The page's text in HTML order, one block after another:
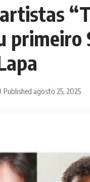
primeiro
Published agosto 25, 2025